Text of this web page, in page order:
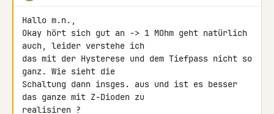
Hallo m.n.,
Okay hört sich gut an -> 1 MOhm geht natürlich
auch, leider verstehe ich
das mit der Hysterese und dem Tiefpass nicht so
ganz. Wie sieht die
Schaltung dann insges. aus und ist es besser
das ganze mit Z-Dioden zu
realisiren ?